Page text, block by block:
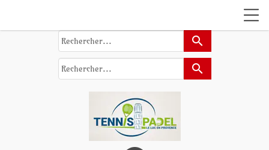
search
search